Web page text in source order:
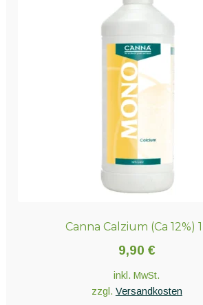
Canna Calzium (Ca 12%) 1 l
9,90 €
inkl. MwSt.
zzgl. Versandkosten